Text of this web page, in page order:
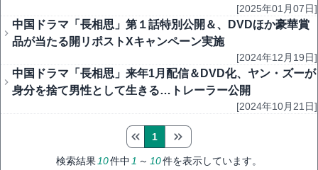
[2025年01月07日]
中国ドラマ「長相思」第１話特別公開＆、DVDほか豪華賞
品が当たる開リポストXキャンペーン実施
[2024年12月19日]
中国ドラマ「長相思」来年1月配信＆DVD化、ヤン・ズーが
身分を捨て男性として生きる…トレーラー公開
[2024年10月21日]
検索結果 10件中 1 ～ 10件を表示しています。
1